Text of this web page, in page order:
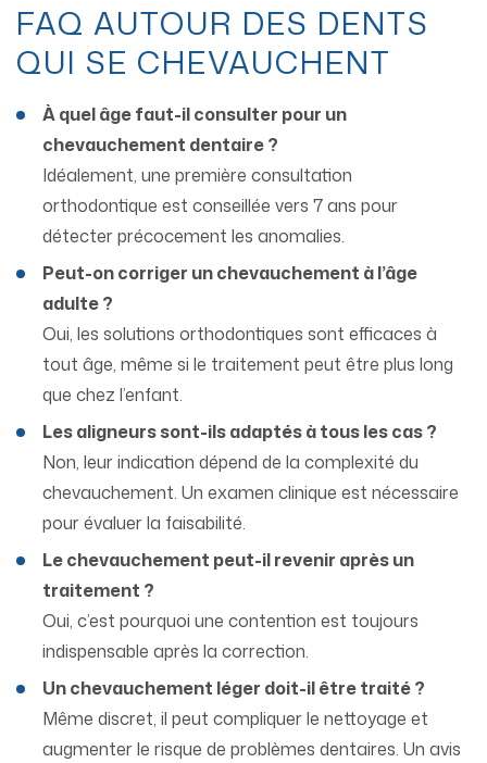
FAQ AUTOUR DES DENTS
QUI SE CHEVAUCHENT
À quel âge faut-il consulter pour un
chevauchement dentaire ?
Idéalement, une première consultation
orthodontique est conseillée vers 7 ans pour
détecter précocement les anomalies.
Peut-on corriger un chevauchement à l’âge
adulte ?
Oui, les solutions orthodontiques sont efficaces à
tout âge, même si le traitement peut être plus long
que chez l’enfant.
Les aligneurs sont-ils adaptés à tous les cas ?
Non, leur indication dépend de la complexité du
chevauchement. Un examen clinique est nécessaire
pour évaluer la faisabilité.
Le chevauchement peut-il revenir après un
traitement ?
Oui, c’est pourquoi une contention est toujours
indispensable après la correction.
Un chevauchement léger doit-il être traité ?
Même discret, il peut compliquer le nettoyage et
augmenter le risque de problèmes dentaires. Un avis